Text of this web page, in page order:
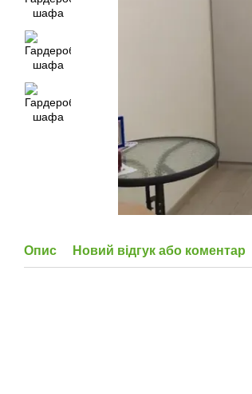
Опис Новий відгук або коментар